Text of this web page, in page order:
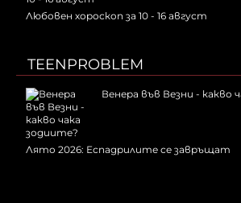
Любовен хороскоп за 10 - 16 август
TEENPROBLEM
Венера във Везни - какво
Лято 2026: Еспадрилите се завръщат